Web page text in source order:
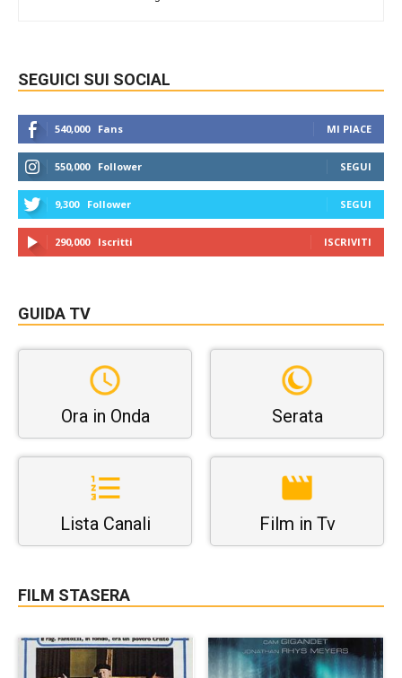
SEGUICI SUI SOCIAL
540,000 Fans MI PIACE
550,000 Follower SEGUI
9,300 Follower SEGUI
290,000 Iscritti ISCRIVITI
GUIDA TV
Ora in Onda Serata
Lista Canali Film in Tv
FILM STASERA